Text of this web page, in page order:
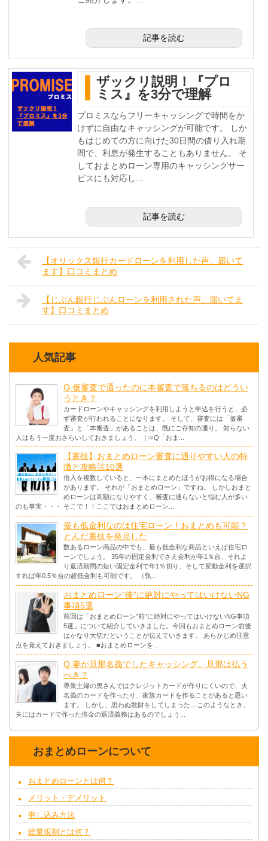
記事を読む
ザックリ説明！『プロ
ミス』を3分で理解
プロミスならフリーキャッシングで時間をか
けずに自由なキャッシングが可能です。 しか
もはじめての方に向けた30日間の借り入れ期
間で、利息が発生することもありません。 そ
しておまとめローン専用のキャッシングサー
ビスにも対応し...
記事を読む
【オリックス銀行カードローンを利用した声、届いて
ます】口コミまとめ
【じぶん銀行じぶんローンを利用された声、届いてま
す】口コミまとめ
人気記事
Q.仮審査で通ったのに本審査で落ちるのはどうい
うとき？
カードローンやキャッシングを利用しようと申込を行うと、必
ず審査が行われることになります。 そして、審査には「仮審
査」と「本審査」があることは、既にご存知の通り。 知らない
人はもう一度おさらいしておきましょう。（⇒Q「おま...
【裏技】おまとめローン審査に通りやすい人の特
徴と攻略法10選
借入を複数していると、一本にまとめたほうがお得になる場合
があります。 それが「おまとめローン」ですね。 しかしおまと
めローンは高額になりやすく、審査に通らないと悩む人が多い
のも事実・・・ そこで！！ここではおまとめローン...
最も低金利なのは住宅ローン！おまとめも可能？
とんだ裏技を発見した
数あるローン商品の中でも、最も低金利な商品といえば住宅ロ
ーンでしょう。 35年の固定金利でさえ金利が年1％台、それよ
り返済期間の短い固定金利で年1％切り、そして変動金利を選択
すれば年0.5％台の超低金利も可能です。 （執...
おまとめローン”後”に絶対にやってはいけないNG
事項5選
前回は「おまとめローン”前”に絶対にやってはいけないNG事項
5選」について紹介していきました。今回もおまとめローン前後
はかなり大切だということが伝えていきます。 あらかじめ注意
点を覚えておきましょう。 ■おまとめローンを...
Q.妻が旦那名義でしたキャッシング、旦那は払う
べき？
専業主婦の奥さんではクレジットカードが作りにくいので、夫
名義のカードを作ったり、家族カードを作ることがあると思い
ます。 しかし、思わぬ散財をしてしまった…このようなとき、
夫にはカードで作った借金の返済義務はあるのでしょう...
おまとめローンについて
おまとめローンとは何？
メリット・デメリット
申し込み方法
総量規制とは何？